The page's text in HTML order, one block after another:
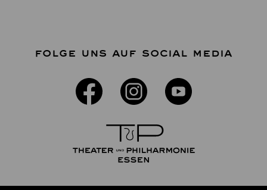
FOLGE UNS AUF SOCIAL MEDIA